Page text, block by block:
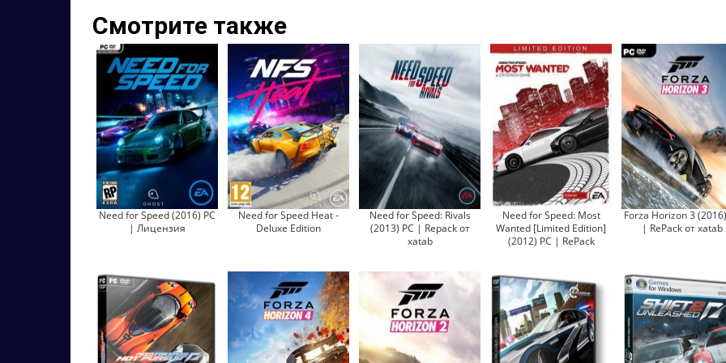
Смотрите также
Need for Speed (2016) PC
| Лицензия
Need for Speed Heat -
Deluxe Edition
Need for Speed: Rivals
(2013) PC | Repack от
xatab
Need for Speed: Most
Wanted [Limited Edition]
(2012) PC | RePack
Forza Horizon 3
| RePack от xatab